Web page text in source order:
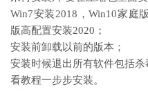
Win7安装2018，Win10家庭
版高配置安装2020；
安装前卸载以前的版本；
安装时候退出所有软件包括杀
看教程一步步安装。